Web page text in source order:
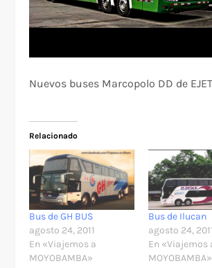
Nuevos buses Marcopolo DD de
Relacionado
Bus de GH BUS
agosto 24, 2011
En «Viajemos a
MOYOBAMBA»
Bus de Ilucan
agosto 24, 2011
En «Viajemos
MOYOBAMBA»